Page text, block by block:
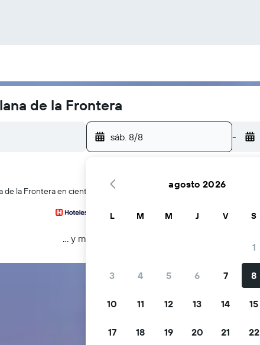
de la Frontera
sáb. 8/8 -
la Frontera en cientos de webs a la vez
… y más
agosto 2026
L M M J V S
1
3 4 5 6 7 8
10 11 12 13 14 15
17 18 19 20 21 22